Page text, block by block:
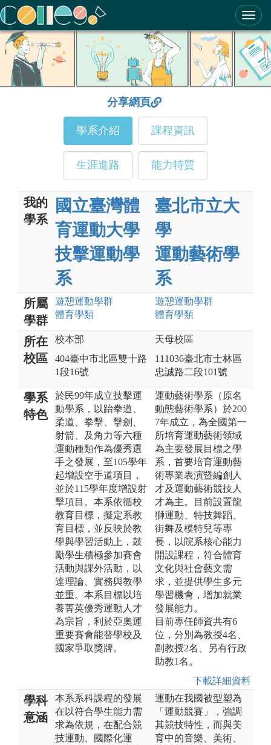
ColleGo! 大學選才與高中育才輔助系統
分享網頁
學系介紹 課程資訊
生涯進路 能力特質
我的
學系
國立臺灣體
育運動大學
技擊運動學
系
臺北市立大
學
運動藝術學
系
所屬
學群
遊憩運動學群
體育學類
遊憩運動學群
體育學類
所在
校區
校本部
404臺中市北區雙十路
1段16號
天母校區
111036臺北市士林區
忠誠路二段101號
學系
特色
於民99年成立技擊運
動學系，以跆拳道、
柔道、拳擊、擊劍、
射箭、及角力等六種
運動種類作為優秀選
手之發展，至105學年
起增設空手道項目，
並於115學年度增設射
擊項目。本系依循校
教育目標，擬定系教
育目標，並反映於教
學與學習活動上，鼓
勵學生積極參加賽會
活動與課外活動，以
達理論、實務與教學
並重。本系目標以培
養菁英優秀運動人才
為宗旨，利於亞奧運
重要賽會能替學校及
國家爭取獎牌。
運動藝術學系（原名
動態藝術學系）於200
7年成立，為全國第一
所培育運動藝術領域
為主要發展目標之學
系，首要培育運動藝
術專業表演暨編創人
才及運動藝術競技人
才為主。目前設置龍
獅運動、特技舞蹈、
街舞及模特兒等專
長，以院系核心能力
開設課程，符合體育
文化與社會藝文需
求，並提供學生多元
學習機會，增加就業
發展能力。
目前專任師資共有6
位，分別為教授4名、
副教授2名、另有行政
助教1名。
下載詳細資料
學科
意涵
本系系科課程的發展
在以符合學生能力需
求為依規，在配合競
技運動、國際化運
運動在我國被型塑為
「運動競賽」，強調
其競技特性，而與美
育中的音樂、美術、